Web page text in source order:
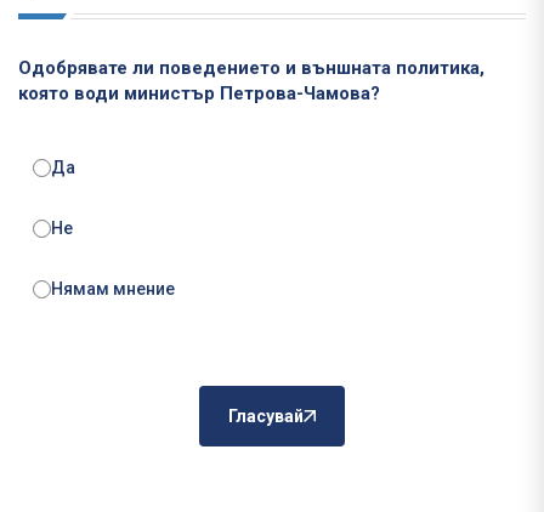
Одобрявате ли поведението и външната политика,
която води министър Петрова-Чамова?
Да
Не
Нямам мнение
Гласувай